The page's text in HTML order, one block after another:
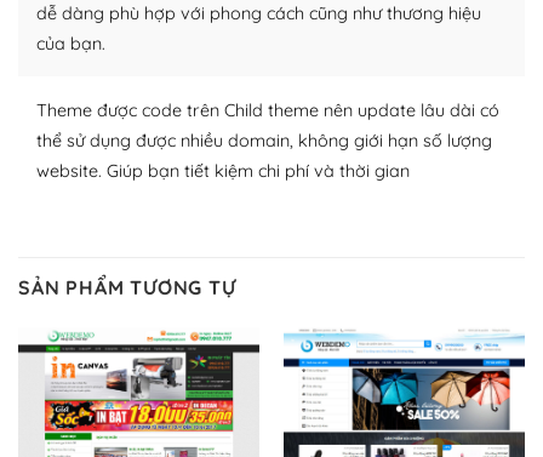
WordPress đa dạng plugin và themes
Với mọi Hosting bất kỳ thì WordPress đều có thể dễ
dàng thiết lập vì thực tế nó đã cung cấp khoảng 60%
trang web WordPress của bạn.
Dễ dàng lựa chọn Hosting cho website WordPress
– Bảo mật cực tốt
Vì WordPress hiện là nền tảng xây dựng trang web và
dễ dàng phù hợp với phong cách cũng như thương hiệu
của bạn.
Theme được code trên Child theme nên update lâu dài có
thể sử dụng được nhiều domain, không giới hạn số lượng
website. Giúp bạn tiết kiệm chi phí và thời gian
SẢN PHẨM TƯƠNG TỰ